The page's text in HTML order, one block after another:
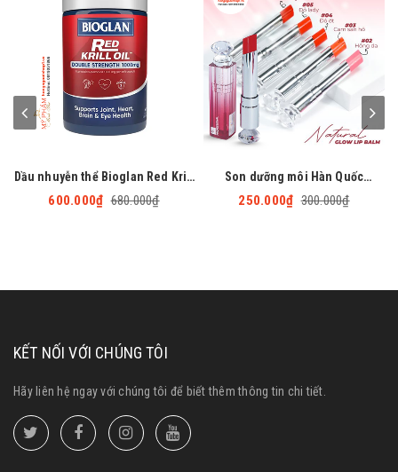
Dầu nhuyễn thể Bioglan Red Krill
Oil 1000mg bổ sung gấp đôi
Omega-3 - 60 viên
600.000₫ 680.000₫
Son dưỡng môi Hàn Quốc
Embisu Natural Glow Lip Balm
250.000₫ 300.000₫
KẾT NỐI VỚI CHÚNG TÔI
Hãy liên hệ ngay với chúng tôi để biết thêm thông tin chi tiết.